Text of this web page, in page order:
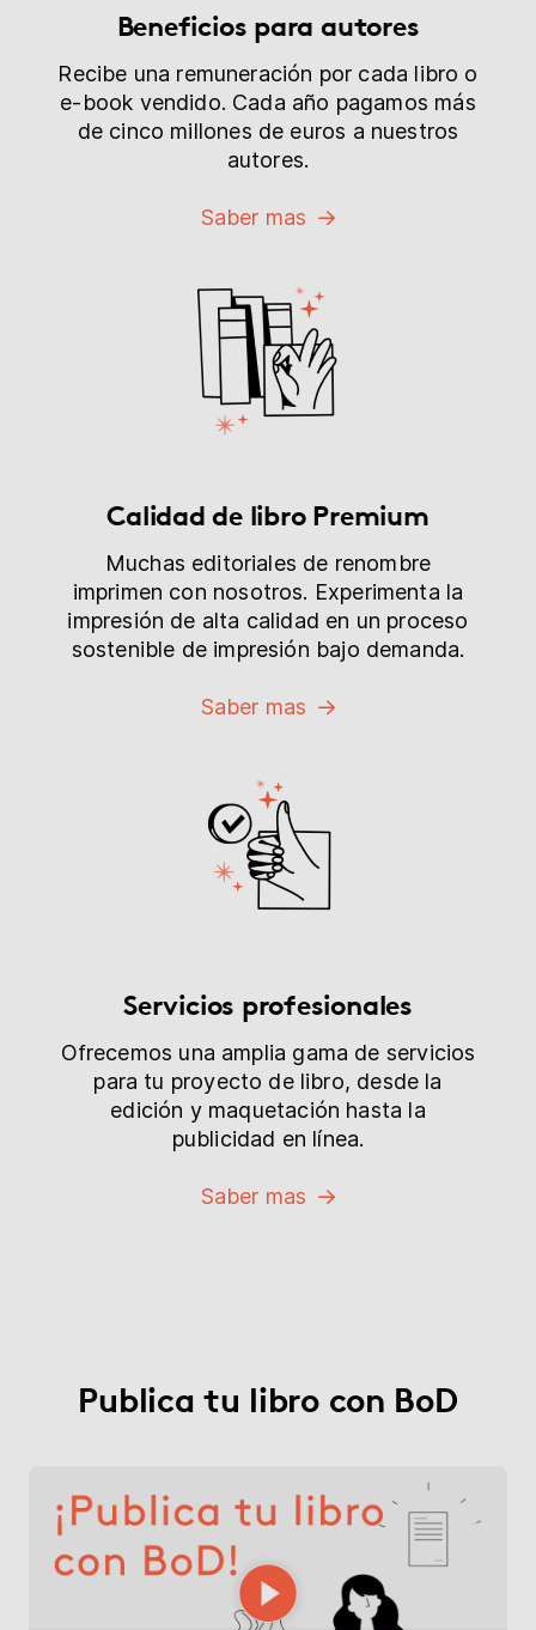
Beneficios para autores
Recibe una remuneración por cada libro o
e-book vendido. Cada año pagamos más
de cinco millones de euros a nuestros
autores.
Saber mas
Calidad de libro Premium
Muchas editoriales de renombre
imprimen con nosotros. Experimenta la
impresión de alta calidad en un proceso
sostenible de impresión bajo demanda.
Saber mas
Servicios profesionales
Ofrecemos una amplia gama de servicios
para tu proyecto de libro, desde la
edición y maquetación hasta la
publicidad en línea.
Saber mas
Publica tu libro con BoD